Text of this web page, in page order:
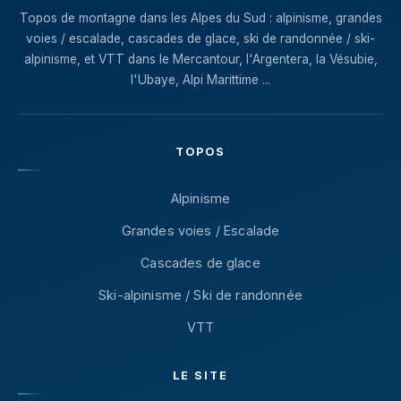
Topos de montagne dans les Alpes du Sud : alpinisme, grandes
voies / escalade, cascades de glace, ski de randonnée / ski-
alpinisme, et VTT dans le Mercantour, l'Argentera, la Vésubie,
l'Ubaye, Alpi Marittime ...
TOPOS
Alpinisme
Grandes voies / Escalade
Cascades de glace
Ski-alpinisme / Ski de randonnée
VTT
LE SITE